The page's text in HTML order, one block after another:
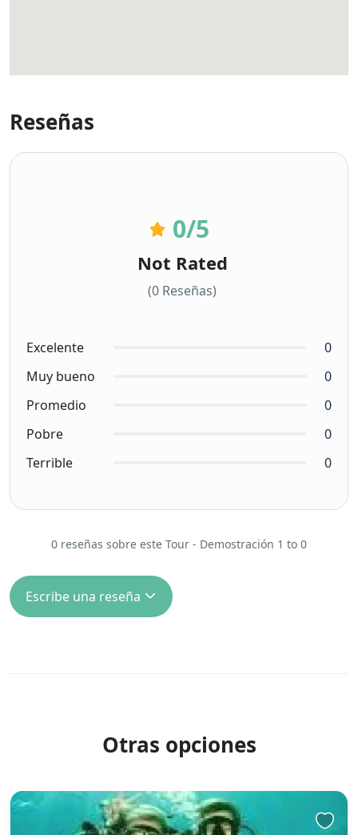
Reseñas
0/5
Not Rated
(0 Reseñas)
Excelente
0
Muy bueno
0
Promedio
0
Pobre
0
Terrible
0
0 reseñas sobre este Tour - Demostración 1 to 0
Escribe una reseña
Otras opciones